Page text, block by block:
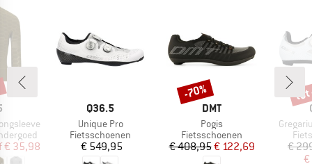
prijs
€ 35,98
MERK
Q36.5
Artikel
Unique Pro
Productgroep
Fietsschoenen
Prijs
€ 549,95
MERK
DMT
Artikel
Pogis
Productgroep
Fietsschoenen
Prijs
€ 408,95Verlaagde prijs
€ 122,69
Korting
-70%
Artikel
€
€
tot